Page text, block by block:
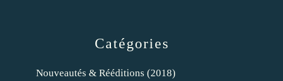
Catégories
Nouveautés & Rééditions (2018)